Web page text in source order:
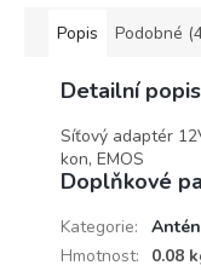
Popis Podobné
Detailní
Síťový adaptér
kon, EMOS
Doplňkové
Kategorie:
Hmotnost:
0.08